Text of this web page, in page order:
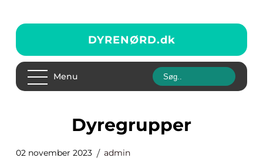
DYRENØRD.dk
Menu
dyregrupper
02 november 2023 admin